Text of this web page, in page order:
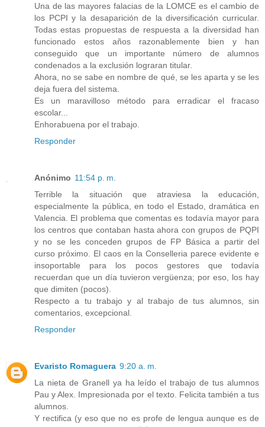
Una de las mayores falacias de la LOMCE es el cambio de
los PCPI y la desaparición de la diversificación curricular.
Todas estas propuestas de respuesta a la diversidad han
funcionado estos años razonablemente bien y han
conseguido que un importante número de alumnos
condenados a la exclusión lograran titular.
Ahora, no se sabe en nombre de qué, se les aparta y se les
deja fuera del sistema.
Es un maravilloso método para erradicar el fracaso
escolar...
Enhorabuena por el trabajo.
Responder
Anónimo 11:54 p. m.
Terrible la situación que atraviesa la educación,
especialmente la pública, en todo el Estado, dramática en
Valencia. El problema que comentas es todavía mayor para
los centros que contaban hasta ahora con grupos de PQPI
y no se les conceden grupos de FP Básica a partir del
curso próximo. El caos en la Conselleria parece evidente e
insoportable para los pocos gestores que todavía
recuerdan que un día tuvieron vergüenza; por eso, los hay
que dimiten (pocos).
Respecto a tu trabajo y al trabajo de tus alumnos, sin
comentarios, excepcional.
Responder
Evaristo Romaguera 9:20 a. m.
La nieta de Granell ya ha leído el trabajo de tus alumnos
Pau y Alex. Impresionada por el texto. Felicita también a tus
alumnos.
Y rectifica (y eso que no es profe de lengua aunque es de